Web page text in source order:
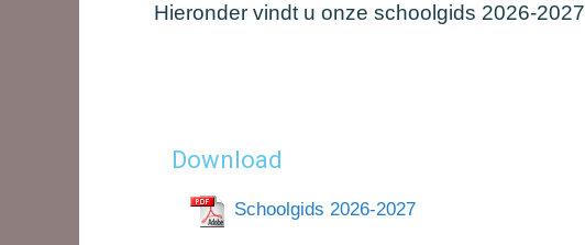
Hieronder vindt u onze schoolgids 2026-2027
Download
Schoolgids 2026-2027